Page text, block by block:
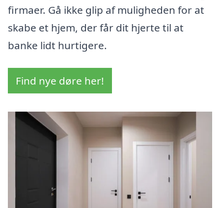
firmaer. Gå ikke glip af muligheden for at
skabe et hjem, der får dit hjerte til at
banke lidt hurtigere.
Find nye døre her!